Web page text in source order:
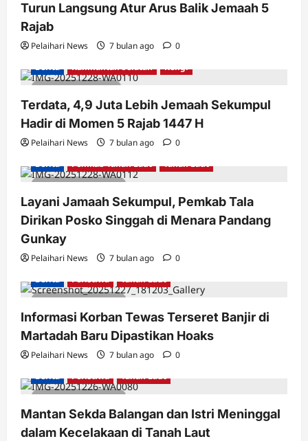
Turun Langsung Atur Arus Balik Jemaah 5
Rajab
Pelaihari News 7 bulan ago 0
Berita Kalimantan Selatan Religi
Terdata, 4,9 Juta Lebih Jemaah Sekumpul
Hadir di Momen 5 Rajab 1447 H
Pelaihari News 7 bulan ago 0
Berita Pemkab Tanah Laut Tanah Laut
Layani Jamaah Sekumpul, Pemkab Tala
Dirikan Posko Singgah di Menara Pandang
Gunkay
Pelaihari News 7 bulan ago 0
Berita Peristiwa Tanah Laut
Informasi Korban Tewas Terseret Banjir di
Martadah Baru Dipastikan Hoaks
Pelaihari News 7 bulan ago 0
Berita Peristiwa Tanah Laut
Mantan Sekda Balangan dan Istri Meninggal
dalam Kecelakaan di Tanah Laut